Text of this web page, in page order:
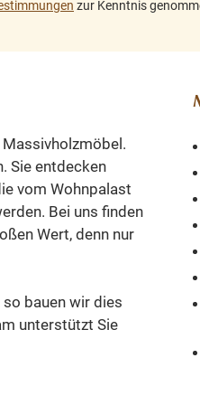
cm. Tiefe: 46 cm.
nach Hause liefern
zur Kenntnis
Sie entdecken
vom Wohnpalast
Bei uns finden
Wert, denn nur
bauen wir dies
unterstützt Sie